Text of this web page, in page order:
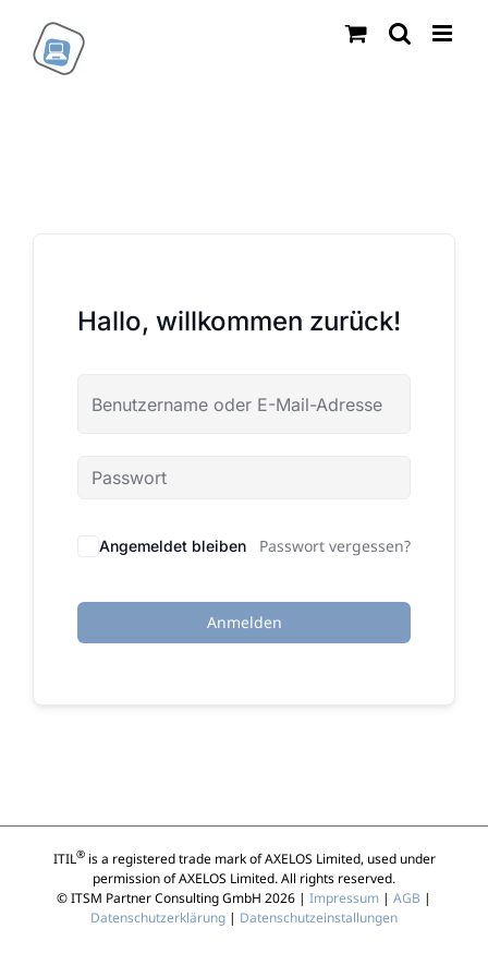
Inhalt
springen
Hallo, willkommen zurück!
Angemeldet bleiben Passwort vergessen?
Anmelden
ITIL®is a registered trade mark of AXELOS Limited, used under
permission of AXELOS Limited. All rights reserved.
© ITSM Partner Consulting GmbH 2026 | Impressum | AGB |
Datenschutzerklärung | Datenschutzeinstallungen